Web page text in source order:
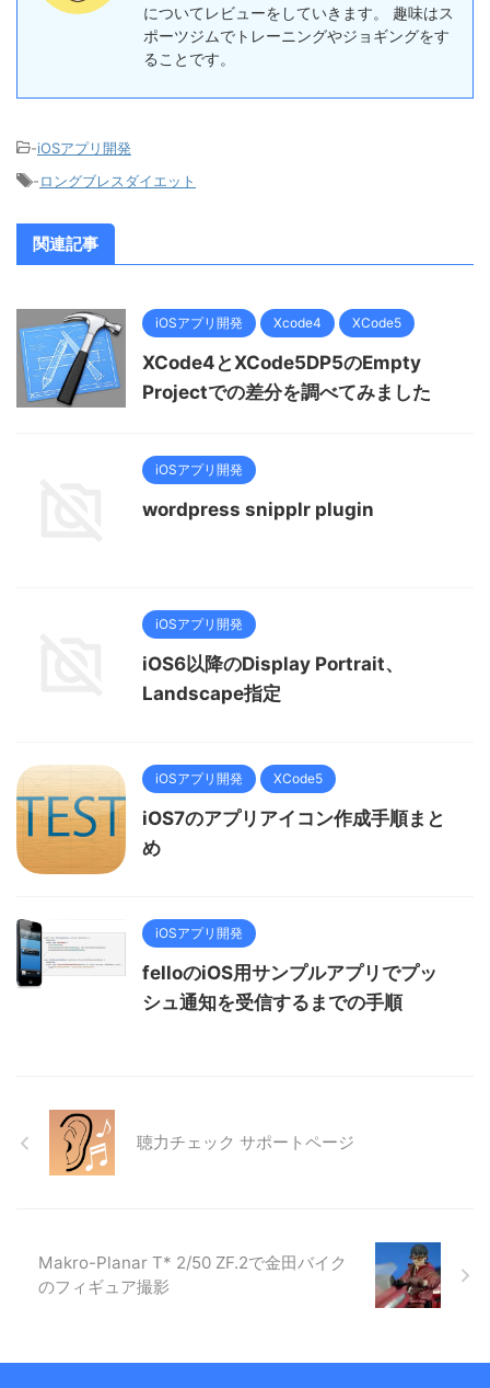
についてレビューをしていきます。 趣味はス
ポーツジムでトレーニングやジョギングをす
ることです。
-iOSアプリ開発
-ロングブレスダイエット
関連記事
iOSアプリ開発 Xcode4 XCode5
XCode4とXCode5DP5のEmpty
Projectでの差分を調べてみました
iOSアプリ開発
wordpress snipplr plugin
iOSアプリ開発
iOS6以降のDisplay Portrait、
Landscape指定
iOSアプリ開発 XCode5
iOS7のアプリアイコン作成手順まと
め
iOSアプリ開発
felloのiOS用サンプルアプリでプッ
シュ通知を受信するまでの手順
聴力チェック サポートページ
Makro-Planar T* 2/50 ZF.2で金田バイク
のフィギュア撮影